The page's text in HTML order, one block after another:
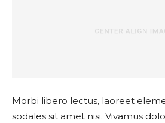
Morbi libero lectus, laoreet
sodales sit amet nisi. Vivamus